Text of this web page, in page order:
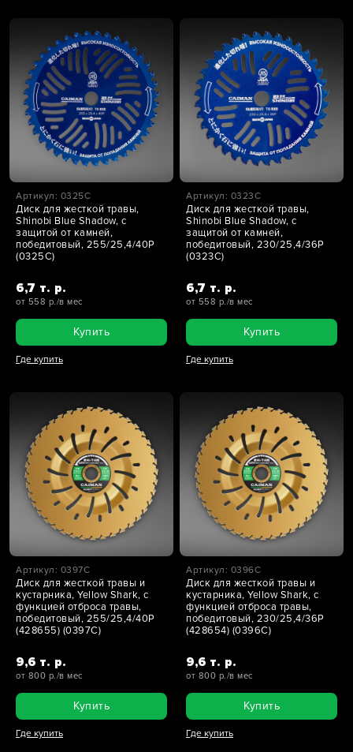
Артикул: 0325C
Диск для жесткой травы,
Shinobi Blue Shadow, с
защитой от камней,
победитовый, 255/25,4/40P
(0325C)
6,7 т. р.
от 558 р./в мес
Купить
Где купить
Артикул: 0323C
Диск для жесткой травы,
Shinobi Blue Shadow, с
защитой от камней,
победитовый, 230/25,4/36P
(0323C)
6,7 т. р.
от 558 р./в мес
Купить
Где купить
Артикул: 0397C
Диск для жесткой травы и
кустарника, Yellow Shark, с
функцией отброса травы,
победитовый, 255/25,4/40Р
(428655) (0397C)
9,6 т. р.
от 800 р./в мес
Купить
Где купить
Артикул: 0396C
Диск для жесткой травы и
кустарника, Yellow Shark, с
функцией отброса травы,
победитовый, 230/25,4/36Р
(428654) (0396C)
9,6 т. р.
от 800 р./в мес
Купить
Где купить